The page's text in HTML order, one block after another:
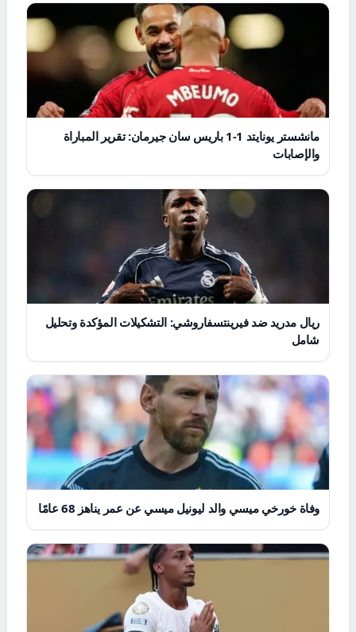
مانشستر يونايتد 1-1 باريس سان جيرمان: تقرير المباراة
والإصابات
ريال مدريد ضد فيرينتسفاروشي: التشكيلات المؤكدة وتحليل
شامل
وفاة خورخي ميسي والد ليونيل ميسي عن عمر يناهز 68 عامًا